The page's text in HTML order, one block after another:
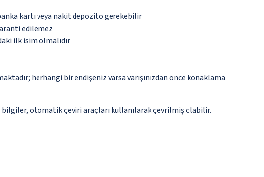
kartı veya nakit depozito gerekebilir
edilemez
ilk isim olmalıdır
herhangi bir endişeniz varsa varışınızdan önce konaklama
bilgiler, otomatik çeviri araçları kullanılarak çevrilmiş olabilir.